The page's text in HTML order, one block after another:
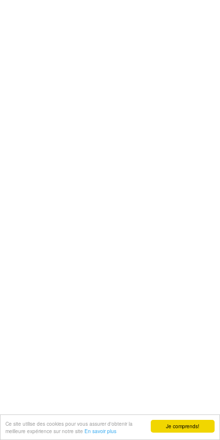
Je comprends!
Ce site utilise des cookies pour vous assurer d'obtenir la
meilleure expérience sur notre site En savoir plus